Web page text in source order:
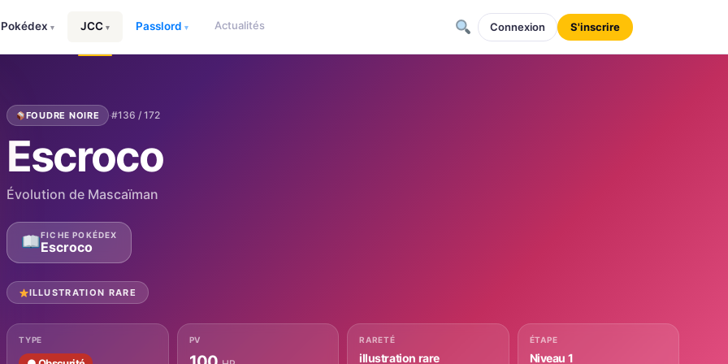
Pokédex ▾ JCC ▾ Passlord ▾ Actualités Connexion S'inscrire
FOUDRE NOIRE ·#136 / 172
Escroco
Évolution de Mascaïman
FICHE POKÉDEX
Escroco
ILLUSTRATION RARE
TYPE PV RARETÉ
illustration rare
ÉTAPE
Niveau 1